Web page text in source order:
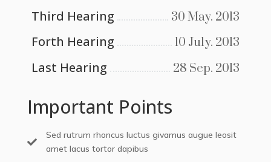
Third Hearing 30 May. 2013
Forth Hearing 10 July. 2013
Last Hearing 28 Sep. 2013
Important Points

Sed rutrum rhoncus luctus givamus augue leosit
amet lacus tortor dapibus